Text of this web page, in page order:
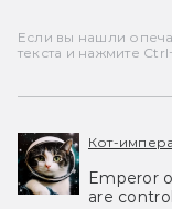
Если вы нашли
текста и нажмите
Кот-
Emperor
are